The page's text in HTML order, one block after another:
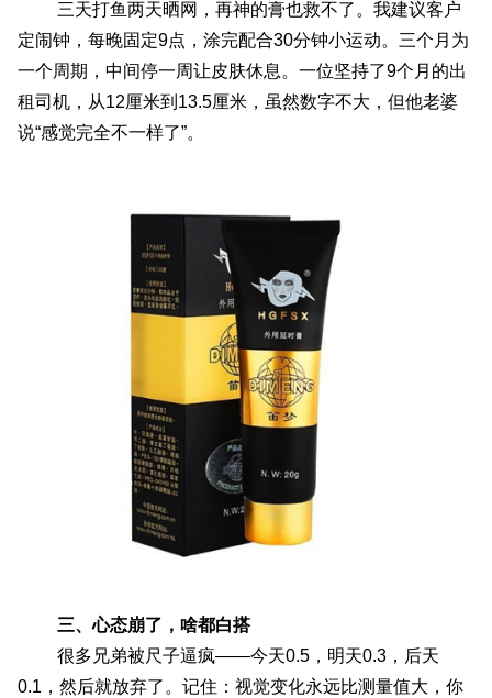
三天打鱼两天晒网，再神的膏也救不了。我建议客户
定闹钟，每晚固定9点，涂完配合30分钟小运动。三个月为
一个周期，中间停一周让皮肤休息。一位坚持了9个月的出
租司机，从12厘米到13.5厘米，虽然数字不大，但他老婆
说“感觉完全不一样了”。
三、心态崩了，啥都白搭
很多兄弟被尺子逼疯——今天0.5，明天0.3，后天
0.1，然后就放弃了。记住：视觉变化永远比测量值大，你